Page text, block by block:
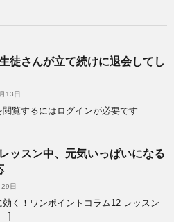
徒さんが立て続けに退会してし
13日
閲覧するにはログインが必要です
ッスン中、元気いっぱいになる
日
く！ワンポイントコラム12 レッスン